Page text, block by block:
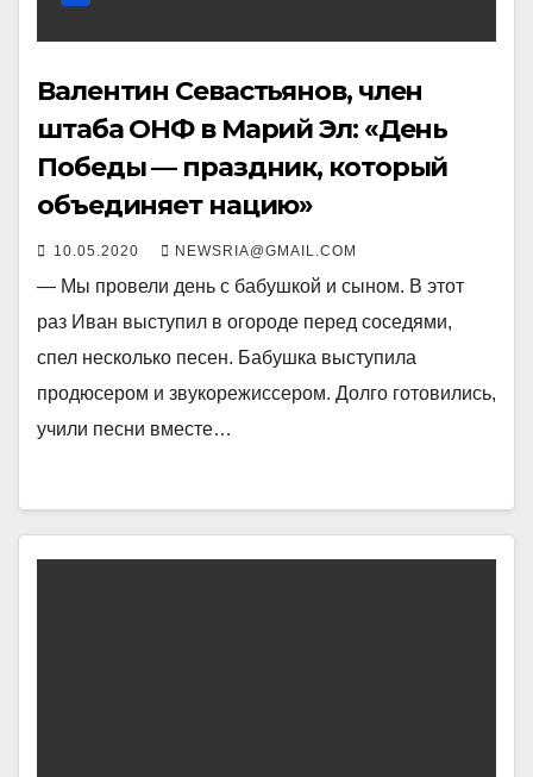
Валентин Севастьянов, член
штаба ОНФ в Марий Эл: «День
Победы — праздник, который
объединяет нацию»
10.05.2020 NEWSRIA@GMAIL.COM
— Мы провели день с бабушкой и сыном. В этот
раз Иван выступил в огороде перед соседями,
спел несколько песен. Бабушка выступила
продюсером и звукорежиссером. Долго готовились,
учили песни вместе…